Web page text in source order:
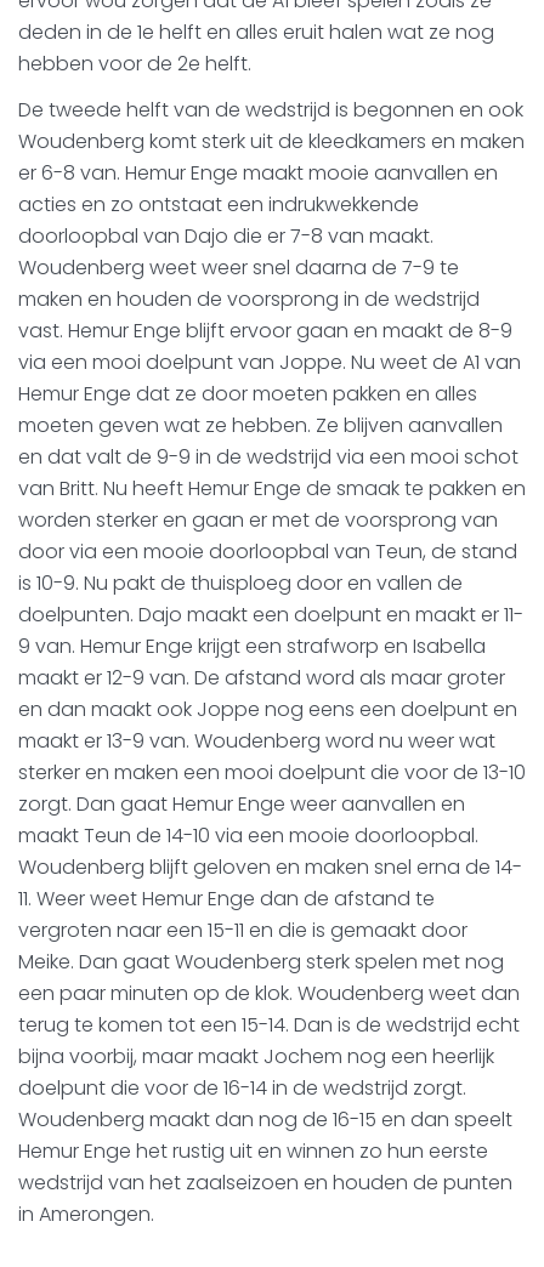
deden in de 1e helft en alles eruit halen wat ze nog
hebben voor de 2e helft.
De tweede helft van de wedstrijd is begonnen en ook
Woudenberg komt sterk uit de kleedkamers en maken
er 6-8 van. Hemur Enge maakt mooie aanvallen en
acties en zo ontstaat een indrukwekkende
doorloopbal van Dajo die er 7-8 van maakt.
Woudenberg weet weer snel daarna de 7-9 te
maken en houden de voorsprong in de wedstrijd
vast. Hemur Enge blijft ervoor gaan en maakt de 8-9
via een mooi doelpunt van Joppe. Nu weet de A1 van
Hemur Enge dat ze door moeten pakken en alles
moeten geven wat ze hebben. Ze blijven aanvallen
en dat valt de 9-9 in de wedstrijd via een mooi schot
van Britt. Nu heeft Hemur Enge de smaak te pakken en
worden sterker en gaan er met de voorsprong van
door via een mooie doorloopbal van Teun, de stand
is 10-9. Nu pakt de thuisploeg door en vallen de
doelpunten. Dajo maakt een doelpunt en maakt er 11-
9 van. Hemur Enge krijgt een strafworp en Isabella
maakt er 12-9 van. De afstand word als maar groter
en dan maakt ook Joppe nog eens een doelpunt en
maakt er 13-9 van. Woudenberg word nu weer wat
sterker en maken een mooi doelpunt die voor de 13-10
zorgt. Dan gaat Hemur Enge weer aanvallen en
maakt Teun de 14-10 via een mooie doorloopbal.
Woudenberg blijft geloven en maken snel erna de 14-
11. Weer weet Hemur Enge dan de afstand te
vergroten naar een 15-11 en die is gemaakt door
Meike. Dan gaat Woudenberg sterk spelen met nog
een paar minuten op de klok. Woudenberg weet dan
terug te komen tot een 15-14. Dan is de wedstrijd echt
bijna voorbij, maar maakt Jochem nog een heerlijk
doelpunt die voor de 16-14 in de wedstrijd zorgt.
Woudenberg maakt dan nog de 16-15 en dan speelt
Hemur Enge het rustig uit en winnen zo hun eerste
wedstrijd van het zaalseizoen en houden de punten
in Amerongen.